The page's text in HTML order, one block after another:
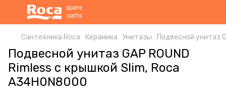
Сантехника Roca Керамика Унитазы Подвесной унитаз
Подвесной унитаз GAP ROUND
Rimless с крышкой Slim, Roca
A34H0N8000